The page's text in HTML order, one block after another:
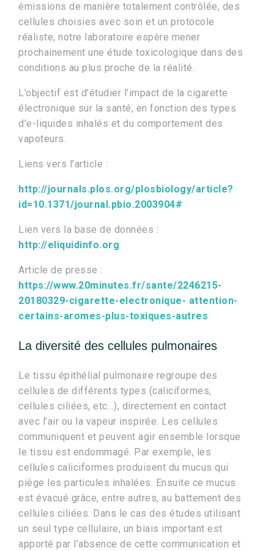
émissions de manière totalement contrôlée, des
cellules choisies avec soin et un protocole
réaliste, notre laboratoire espère mener
prochainement une étude toxicologique dans des
conditions au plus proche de la réalité.
L’objectif est d’étudier l’impact de la cigarette
électronique sur la santé, en fonction des types
d’e-liquides inhalés et du comportement des
vapoteurs.
Liens vers l’article :
http://journals.plos.org/plosbiology/article?
id=10.1371/journal.pbio.2003904#
Lien vers la base de données :
http://eliquidinfo.org
Article de presse :
https://www.20minutes.fr/sante/2246215-
20180329-cigarette-electronique- attention-
certains-aromes-plus-toxiques-autres
La diversité des cellules pulmonaires
Le tissu épithélial pulmonaire regroupe des
cellules de différents types (caliciformes,
cellules ciliées, etc…), directement en contact
avec l’air ou la vapeur inspirée. Les cellules
communiquent et peuvent agir ensemble lorsque
le tissu est endommagé. Par exemple, les
cellules caliciformes produisent du mucus qui
piège les particules inhalées. Ensuite ce mucus
est évacué grâce, entre autres, au battement des
cellules ciliées. Dans le cas des études utilisant
un seul type cellulaire, un biais important est
apporté par l’absence de cette communication et